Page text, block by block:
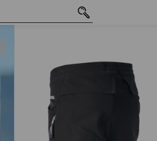
46
1 206,37 Kč